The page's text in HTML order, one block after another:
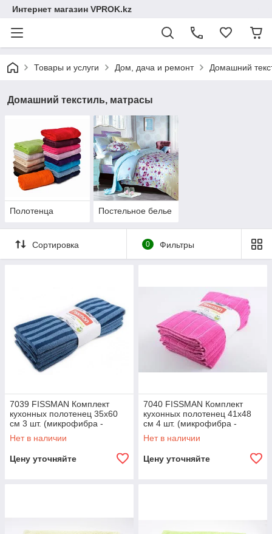
Интернет магазин VPROK.kz
Товары и услуги Дом, дача и ремонт Домашний
Домашний текстиль, матрасы
Полотенца Постельное белье
Сортировка 0 Фильтры
7039 FISSMAN Комплект
кухонных полотенец 35x60
см 3 шт. (микрофибра -
полиэстер)
Нет в наличии
Цену уточняйте
7040 FISSMAN Комплект
кухонных полотенец 41x48
см 4 шт. (микрофибра -
полиэстер)
Нет в наличии
Цену уточняйте